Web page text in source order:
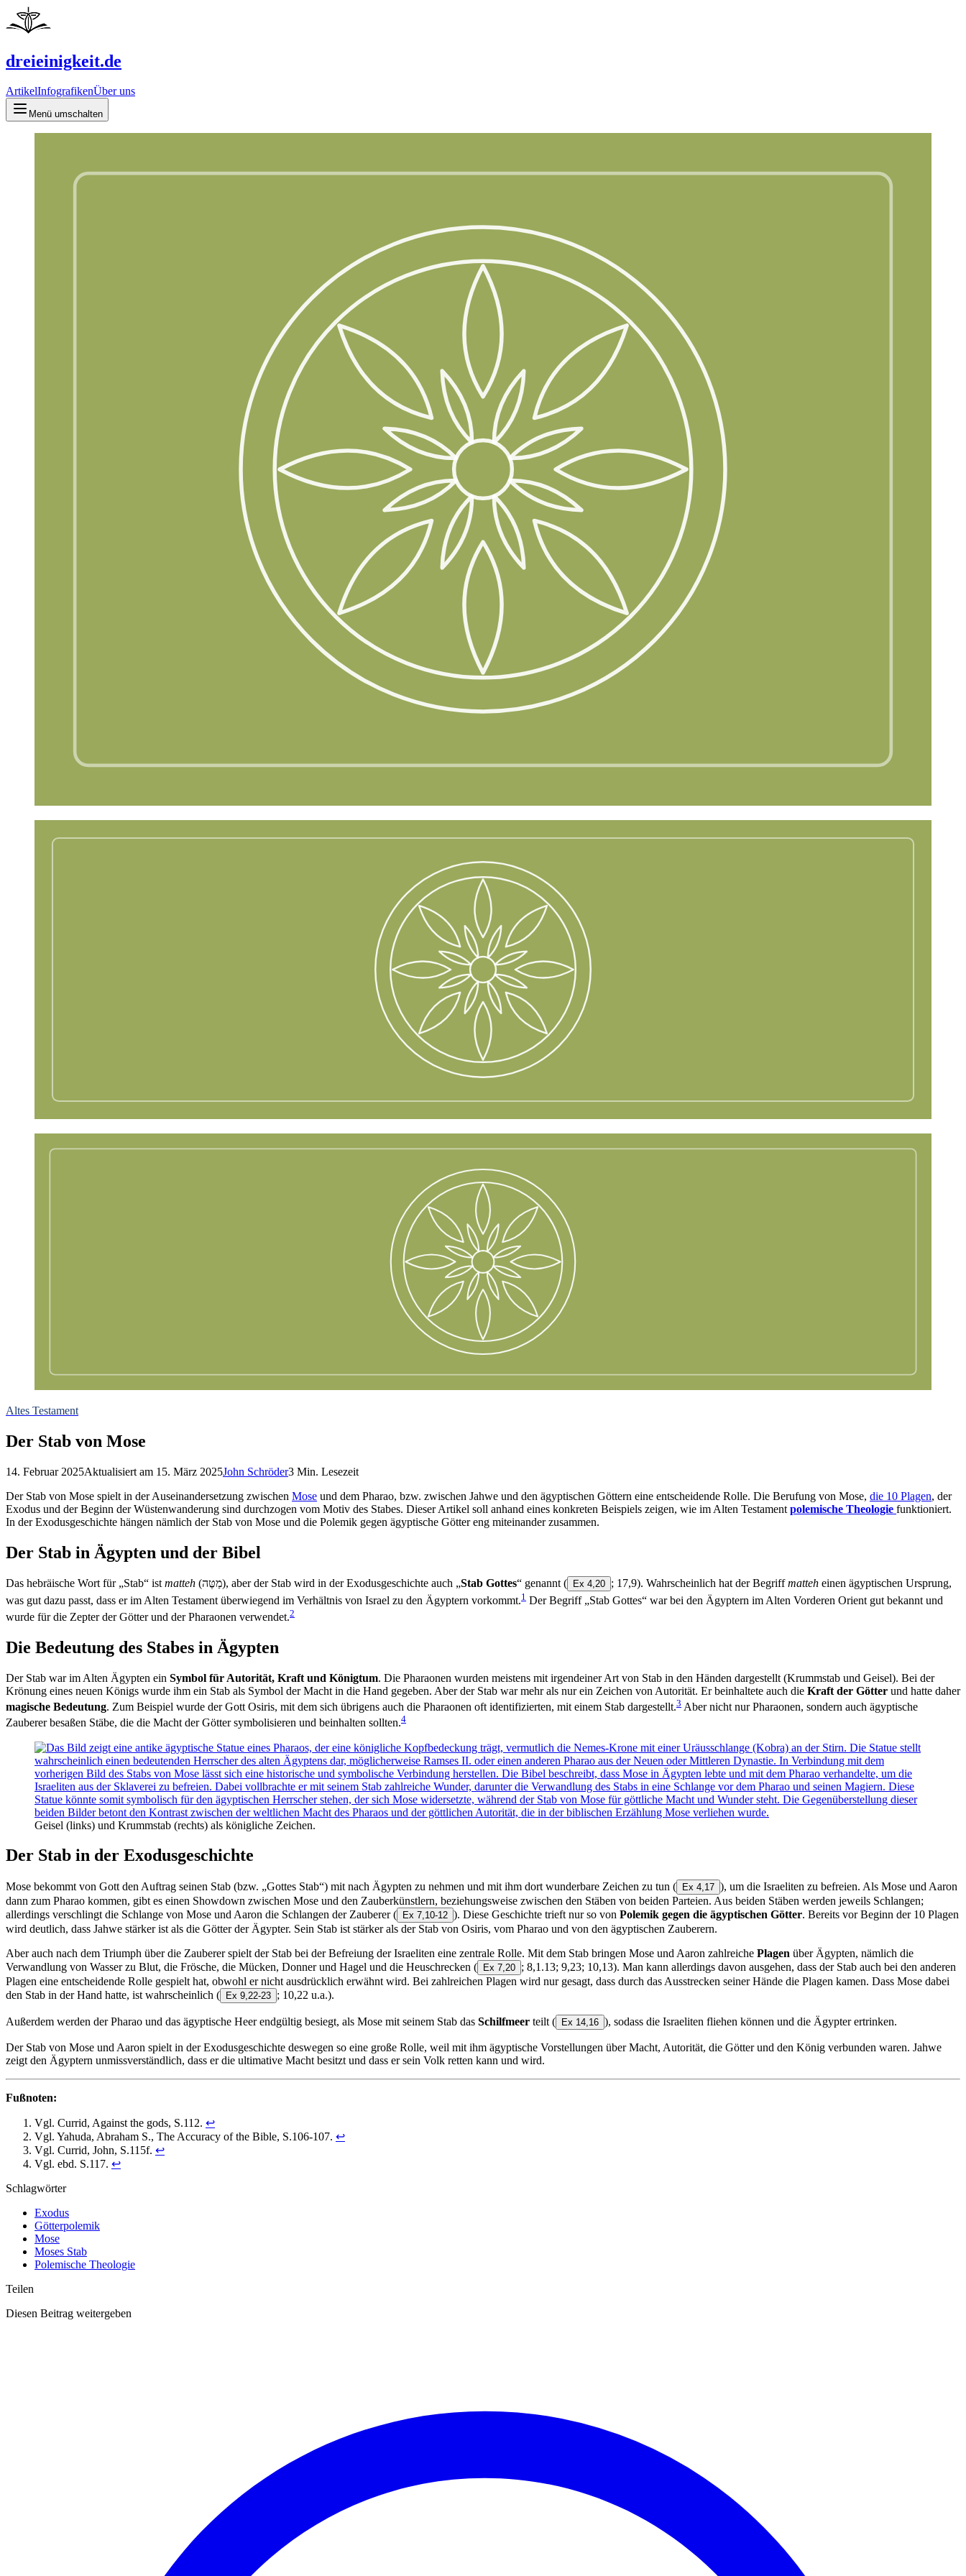
dreieinigkeit.de
ArtikelInfografikenÜber uns
Menü umschalten
Altes Testament
Der Stab von Mose
14. Februar 2025Aktualisiert am 15. März 2025John Schröder3 Min. Lesezeit
Der Stab von Mose spielt in der Auseinandersetzung zwischen Mose und dem Pharao, bzw. zwischen Jahwe und den ägyptischen Göttern eine entscheidende Rolle. Die Berufung von Mose, die 10 Plagen, der
Exodus und der Beginn der Wüstenwanderung sind durchzogen vom Motiv des Stabes. Dieser Artikel soll anhand eines konkreten Beispiels zeigen, wie im Alten Testament polemische Theologie funktioniert.
In der Exodusgeschichte hängen nämlich der Stab von Mose und die Polemik gegen ägyptische Götter eng miteinander zusammen.
Der Stab in Ägypten und der Bibel
Das hebräische Wort für „Stab“ istmatteh (מַטֶּה), aber der Stab wird in der Exodusgeschichte auch „Stab Gottes“ genannt( Ex 4,20 ; 17,9). Wahrscheinlich hat der Begriffmatteh einen ägyptischen Ursprung,
was gut dazu passt, dass er im Alten Testament überwiegend im Verhältnis von Israel zu den Ägyptern vorkommt.1 Der Begriff „Stab Gottes“ war bei den Ägyptern im Alten Vorderen Orient gut bekannt und
wurde für die Zepter der Götter und der Pharaonen verwendet.2
Die Bedeutung des Stabes in Ägypten
Der Stab war im Alten Ägypten ein Symbol für Autorität, Kraft und Königtum. Die Pharaonen wurden meistens mit irgendeiner Art von Stab in den Händen dargestellt (Krummstab und Geisel). Bei der
Krönung eines neuen Königs wurde ihm ein Stab als Symbol der Macht in die Hand gegeben. Aber der Stab war mehr als nur ein Zeichen von Autorität. Er beinhaltete auch die Kraft der Götter und hatte daher
magische Bedeutung. Zum Beispiel wurde der Gott Osiris, mit dem sich übrigens auch die Pharaonen oft identifizierten, mit einem Stab dargestellt.3 Aber nicht nur Pharaonen, sondern auch ägyptische
Zauberer besaßen Stäbe, die die Macht der Götter symbolisieren und beinhalten sollten.4
Geisel (links) und Krummstab (rechts) als königliche Zeichen.
Der Stab in der Exodusgeschichte
Mose bekommt von Gott den Auftrag seinen Stab (bzw. „Gottes Stab“) mit nach Ägypten zu nehmen und mit ihm dort wunderbare Zeichen zu tun ( Ex 4,17 ), um die Israeliten zu befreien. Als Mose und Aaron
dann zum Pharao kommen, gibt es einen Showdown zwischen Mose und den Zauberkünstlern, beziehungsweise zwischen den Stäben von beiden Parteien. Aus beiden Stäben werden jeweils Schlangen;
allerdings verschlingt die Schlange von Mose und Aaron die Schlangen der Zauberer( Ex 7,10-12 ). Diese Geschichte trieft nur so von Polemik gegen die ägyptischen Götter. Bereits vor Beginn der 10 Plagen
wird deutlich, dass Jahwe stärker ist als die Götter der Ägypter. Sein Stab ist stärker als der Stab von Osiris, vom Pharao und von den ägyptischen Zauberern.
Aber auch nach dem Triumph über die Zauberer spielt der Stab bei der Befreiung der Israeliten eine zentrale Rolle. Mit dem Stab bringen Mose und Aaron zahlreiche Plagen über Ägypten, nämlich die
Verwandlung von Wasser zu Blut, die Frösche, die Mücken, Donner und Hagel und die Heuschrecken ( Ex 7,20 ; 8,1.13; 9,23; 10,13). Man kann allerdings davon ausgehen, dass der Stab auch bei den anderen
Plagen eine entscheidende Rolle gespielt hat, obwohl er nicht ausdrücklich erwähnt wird. Bei zahlreichen Plagen wird nur gesagt, dass durch das Ausstrecken seiner Hände die Plagen kamen. Dass Mose dabei
den Stab in der Hand hatte, ist wahrscheinlich ( Ex 9,22-23 ; 10,22 u.a.).
Außerdem werden der Pharao und das ägyptische Heer endgültig besiegt, als Mose mit seinem Stab das Schilfmeer teilt ( Ex 14,16 ), sodass die Israeliten fliehen können und die Ägypter ertrinken.
Der Stab von Mose und Aaron spielt in der Exodusgeschichte deswegen so eine große Rolle, weil mit ihm ägyptische Vorstellungen über Macht, Autorität, die Götter und den König verbunden waren. Jahwe
zeigt den Ägyptern unmissverständlich, dass er die ultimative Macht besitzt und dass er sein Volk retten kann und wird.
Fußnoten:
Vgl. Currid, Against the gods, S.112. ↩︎
Vgl. Yahuda, Abraham S., The Accuracy of the Bible, S.106-107. ↩︎
Vgl. Currid, John, S.115f. ↩︎
Vgl. ebd. S.117. ↩︎
Schlagwörter
Exodus
Götterpolemik
Mose
Moses Stab
Polemische Theologie
Teilen
Diesen Beitrag weitergeben